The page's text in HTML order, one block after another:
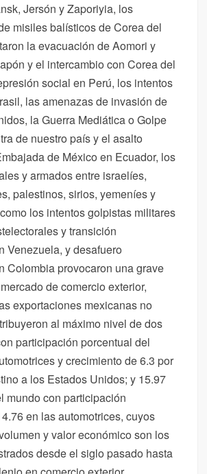
Jersón y Zaporiyia, los
misiles balísticos de Corea del
la evacuación de Aomori y
y el intercambio con Corea del
social en Perú, los intentos
las amenazas de invasión de
la Guerra Mediática o Golpe
de nuestro país y el asalto
de México en Ecuador, los
y armados entre israelíes,
palestinos, sirios, yemeníes y
los intentos golpistas militares
y transición
Venezuela, y desafuero
Colombia provocaron una grave
de comercio exterior,
exportaciones mexicanas no
al máximo nivel de dos
participación porcentual del
y crecimiento de 6.3 por
a los Estados Unidos; y 15.97
mundo con participación
en las automotrices, cuyos
y valor económico son los
desde el siglo pasado hasta